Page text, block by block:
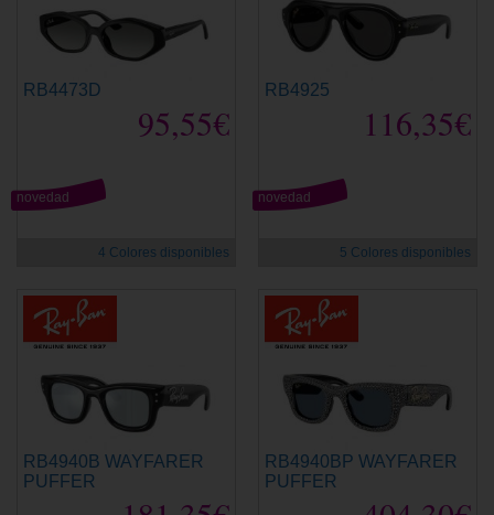
RB4473D
95,55€
novedad
4 Colores disponibles
RB4925
116,35€
novedad
5 Colores disponibles
RB4940B WAYFARER
PUFFER
RB4940BP WAYFARER
PUFFER